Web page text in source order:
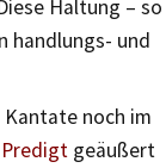
Haltung – so
handlungs- und
noch im
Predigt geäußert